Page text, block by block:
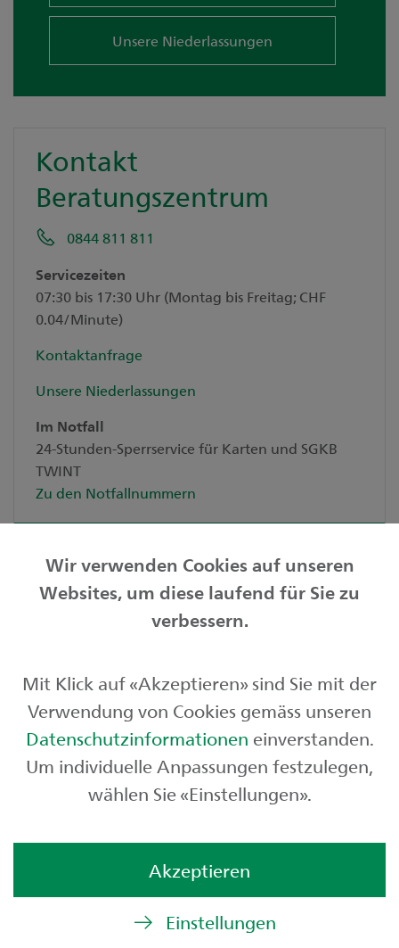
Unsere Niederlassungen
Kontakt
Beratungszentrum
0844 811 811
Servicezeiten
07:30 bis 17:30 Uhr (Montag bis Freitag; CHF
0.04/Minute)
Kontaktanfrage
Unsere Niederlassungen
Im Notfall
24-Stunden-Sperrservice für Karten und SGKB
TWINT
Zu den Notfallnummern
Privatkunden
Börse und Märkte
Über uns
© St.Galler Kantonalbank AG
Wir verwenden Cookies auf unseren
Websites, um diese laufend für Sie zu
verbessern.
Mit Klick auf «Akzeptieren» sind Sie mit der
Verwendung von Cookies gemäss unseren
Datenschutzinformationen einverstanden.
Um individuelle Anpassungen festzulegen,
wählen Sie «Einstellungen».
Akzeptieren
Einstellungen